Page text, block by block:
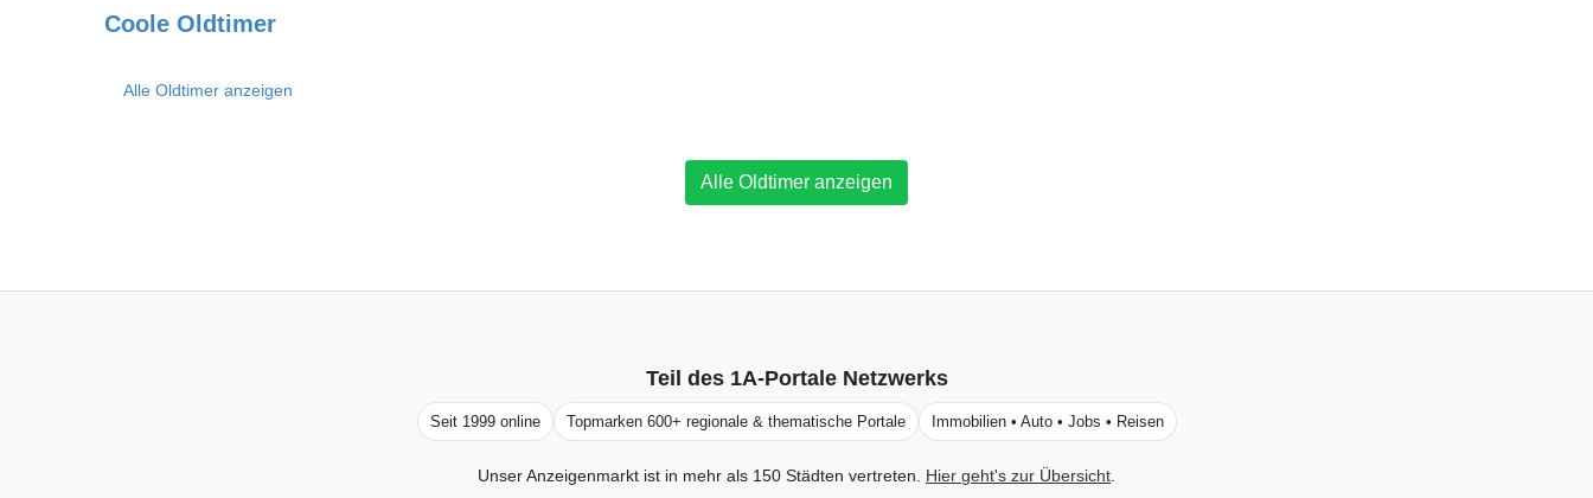
Coole Oldtimer
Alle Oldtimer anzeigen
Alle Oldtimer anzeigen
Teil des 1A-PortaleNetzwerks
Seit 1999 online Topmarken 600+ regionale & thematische Portale Immobilien • Auto • Jobs • Reisen
Unser Anzeigenmarkt ist in mehr als 150 Städten vertreten. Hier geht's zur Übersicht.